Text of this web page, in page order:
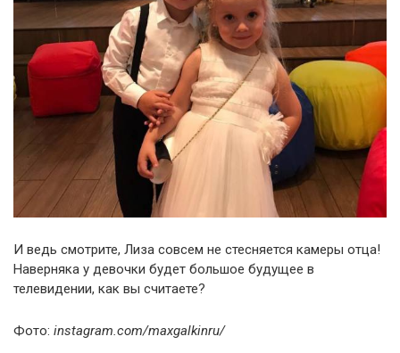
И ведь смотрите, Лиза совсем не стесняется камеры отца!
Наверняка у девочки будет большое будущее в
телевидении, как вы считаете?
Фото: instagram.com/maxgalkinru/